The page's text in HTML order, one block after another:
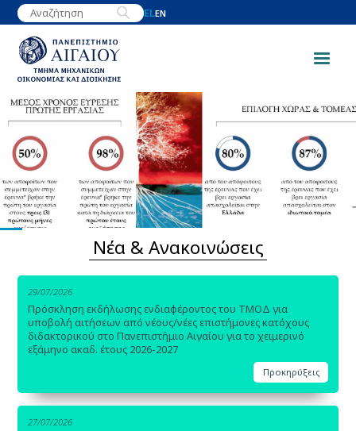
Παράκαμψη
προς
κυρίως
περιεχόμενο
ELEN
Image
Νέα & Ανακοινώσεις
29/07/2026
Πρόσκληση εκδήλωσης ενδιαφέροντος του ΤΜΟΔ για
υποβολή αιτήσεων από νέους/νέες επιστήμονες κατόχους
διδακτορικού στο Πανεπιστήμιο Αιγαίου για το χειμερινό
εξάμηνο ακαδ. έτους 2026-2027
Προκηρύξεις
27/07/2026